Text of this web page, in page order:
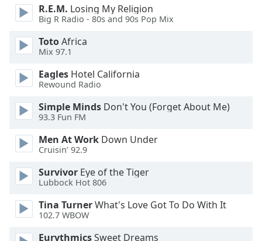
window.
Escape
cancel
and
close
Text
Color
Opacity
Text
R.E.M. Losing My Religion
Big R Radio - 80s and 90s Pop Mix
TotoAfrica
Mix 97.1
Eagles Hotel California
Rewound Radio
Simple Minds Don't You (Forget About Me)
93.3 Fun FM
Men At Work Down Under
Cruisin’ 92.9
Survivor Eye of the Tiger
Lubbock Hot 806
Tina TurnerWhat's Love Got To Do With It
102.7 WBOW
EurythmicsSweet Dreams